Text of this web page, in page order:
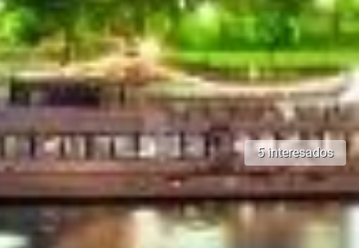
5 interesados